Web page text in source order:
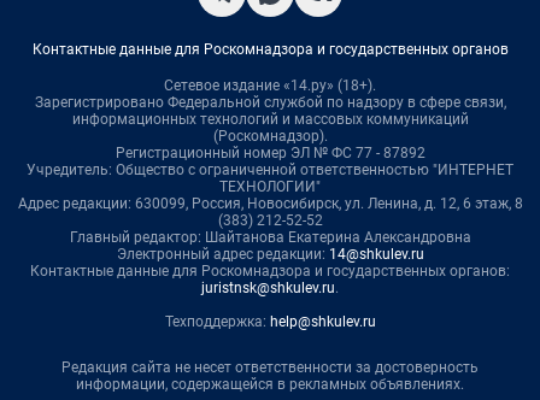
Контактные данные для Роскомнадзора и государственных органов
Сетевое издание «14.ру» (18+).
Зарегистрировано Федеральной службой по надзору в сфере связи,
информационных технологий и массовых коммуникаций
(Роскомнадзор).
Регистрационный номер ЭЛ № ФС 77 - 87892
Учредитель: Общество с ограниченной ответственностью "ИНТЕРНЕТ
ТЕХНОЛОГИИ"
Адрес редакции: 630099, Россия, Новосибирск, ул. Ленина, д. 12, 6 этаж, 8
(383) 212-52-52
Главный редактор: Шайтанова Екатерина Александровна
Электронный адрес редакции: 14@shkulev.ru
Контактные данные для Роскомнадзора и государственных органов:
juristnsk@shkulev.ru.
Техподдержка: help@shkulev.ru
Редакция сайта не несет ответственности за достоверность
информации, содержащейся в рекламных объявлениях.